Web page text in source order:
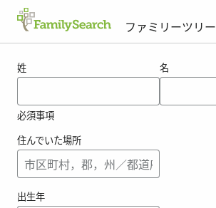
ファミリーツリー
姓
必須事項
名
住んでいた場所
出生年